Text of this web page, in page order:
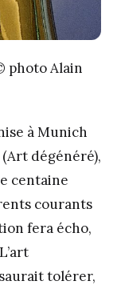
photo Alain
à Munich
dégénéré),
centaine
courants
fera écho,
saurait tolérer,